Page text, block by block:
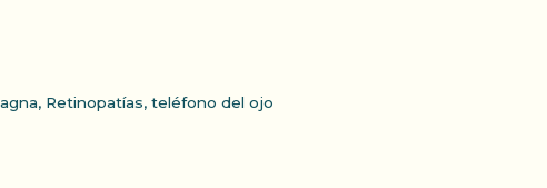
, Retinopatías, teléfono del ojo